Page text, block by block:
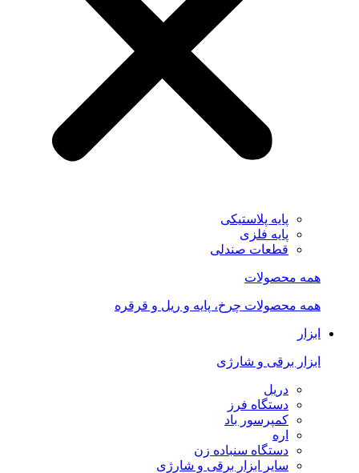
پایه پلاستیکی
پایه فلزی
قطعات صندلی
همه محصولات
همه محصولات چرخ، پایه و ریل و قرقره
ابزار
ابزار برقی و شارژی
دریل
دستگاه فرز
کمپرسور باد
اره
دستگاه سنباده زن
سایر ابزار برقی و شارژی